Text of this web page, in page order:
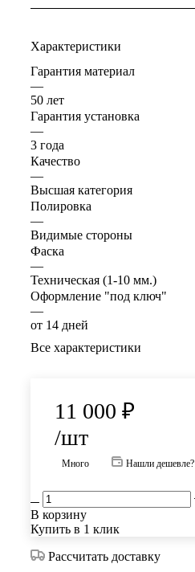
Характеристики
Гарантия материал
—
50 лет
Гарантия установка
—
3 года
Качество
—
Высшая категория
Полировка
—
Видимые стороны
Фаска
—
Техническая (1-10 мм.)
Оформление "под ключ"
—
от 14 дней
Все характеристики
11 000 ₽
/шт
Много Нашли дешевле?
В корзину
Купить в 1 клик
Рассчитать доставку